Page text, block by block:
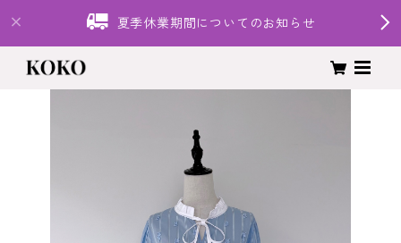
夏季休業期間についてのお知らせ